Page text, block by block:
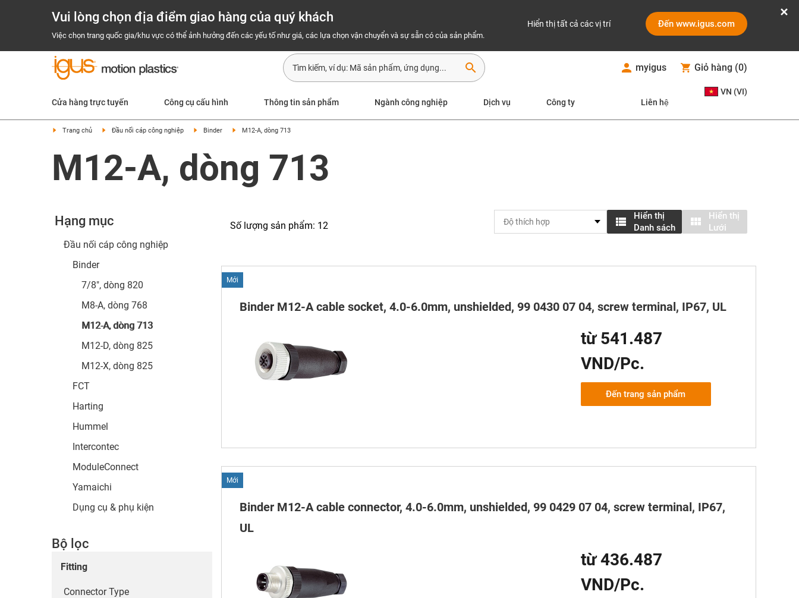
Vui lòng chọn địa điểm giao hàng của quý khách
Việc chọn trang quốc gia/khu vực có thể ảnh hưởng đến các yếu tố như giá, các lựa chọn vận chuyển và sự sẵn có của sản phẩm.
Hiển thị tất cả các vị trí Đến www.igus.com
search myigus Giỏ hàng (0)
Cửa hàng trực tuyến Công cụ cấu hình Thông tin sản phẩm Ngành công nghiệp Dịch vụ Công ty Liên hệ
VN (VI)
Trang chủ Đầu nối cáp công nghiệp Binder M12-A, dòng 713
M12-A, dòng 713
Hạng mục
Đầu nối cáp công nghiệp
Binder
7/8", dòng 820
M8-A, dòng 768
M12-A, dòng 713
M12-D, dòng 825
M12-X, dòng 825
FCT
Harting
Hummel
Intercontec
ModuleConnect
Yamaichi
Dụng cụ & phụ kiện
Bộ lọc
Fitting
Connector Type
Hiển thị
Danh sách
Hiển thị
Lưới
Số lượng sản phẩm: 12
Mới
Binder M12-A cable socket, 4.0-6.0mm, unshielded, 99 0430 07 04, screw terminal, IP67, UL
từ 541.487
VND/Pc.
Đến trang sản phẩm
Mới
Binder M12-A cable connector, 4.0-6.0mm, unshielded, 99 0429 07 04, screw terminal, IP67,
UL
từ 436.487
VND/Pc.